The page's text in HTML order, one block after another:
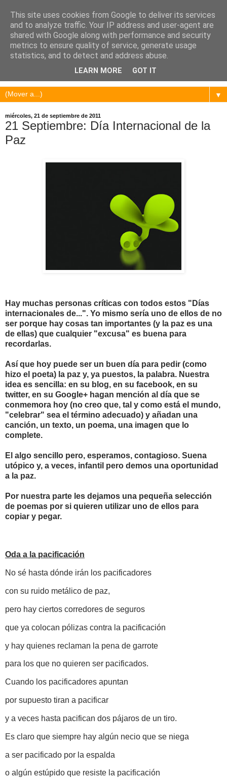
▼
miércoles, 21 de septiembre de 2011
21 Septiembre: Día Internacional de la
Paz
Hay muchas personas críticas con todos estos "Días
internacionales de...". Yo mismo sería uno de ellos de no
ser porque hay cosas tan importantes (y la paz es una
de ellas) que cualquier "excusa" es buena para
recordarlas.
Así que hoy puede ser un buen día para pedir (como
hizo el poeta) la paz y, ya puestos, la palabra. Nuestra
idea es sencilla: en su blog, en su facebook, en su
twitter, en su Google+ hagan mención al día que se
conmemora hoy (no creo que, tal y como está el mundo,
"celebrar" sea el término adecuado) y añadan una
canción, un texto, un poema, una imagen que lo
complete.
El algo sencillo pero, esperamos, contagioso. Suena
utópico y, a veces, infantil pero demos una oportunidad
a la paz.
Por nuestra parte les dejamos una pequeña selección
de poemas por si quieren utilizar uno de ellos para
copiar y pegar.
Oda a la pacificación
No sé hasta dónde irán los pacificadores
con su ruido metálico de paz,
pero hay ciertos corredores de seguros
que ya colocan pólizas contra la pacificación
y hay quienes reclaman la pena de garrote
para los que no quieren ser pacificados.
Cuando los pacificadores apuntan
por supuesto tiran a pacificar
y a veces hasta pacifican dos pájaros de un tiro.
Es claro que siempre hay algún necio que se niega
a ser pacificado por la espalda
o algún estúpido que resiste la pacificación
This site uses cookies from Google to deliver its services
and to analyze traffic. Your IP address and user-agent are
shared with Google along with performance and security
metrics to ensure quality of service, generate usage
statistics, and to detect and address abuse.
LEARN MORE GOT IT